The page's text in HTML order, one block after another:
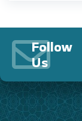
Follow
Us